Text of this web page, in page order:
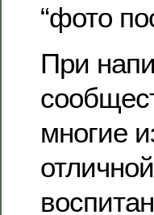
“фото
При
многие